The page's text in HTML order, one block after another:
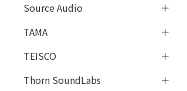
Source Audio
TAMA
TEISCO
Thorn SoundLabs